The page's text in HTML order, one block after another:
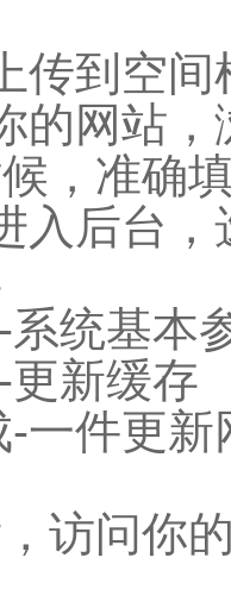
传到空
的网站
，准确
入后台
统基本
新缓存
一件更
访问你